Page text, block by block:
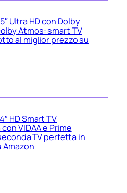
Ultra HD con Dolby
Atmos: smart TV
al miglior prezzo su
HD Smart TV
VIDAA e Prime
TV perfetta in